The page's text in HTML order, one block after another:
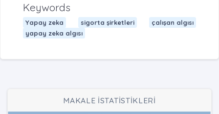
Keywords
Yapay zeka sigorta şirketleri
çalışan algısı
yapay zeka algısı
MAKALE İSTATİSTİKLERİ